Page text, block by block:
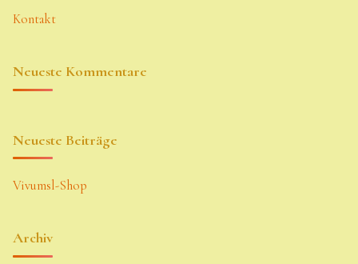
Kontakt
Neueste Kommentare
Neueste Beiträge
Vivumsl-Shop
Archiv